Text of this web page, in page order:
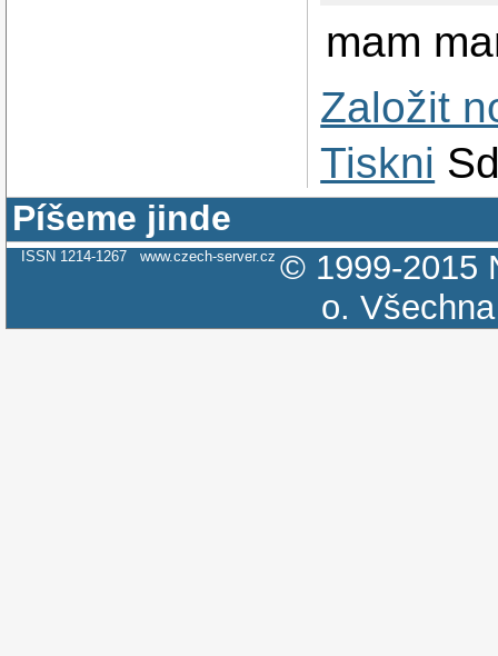
mam
Založit
Tiskni
Píšeme jinde
ISSN 1214-1267 www.czech-server.cz © 1999-2015
o.